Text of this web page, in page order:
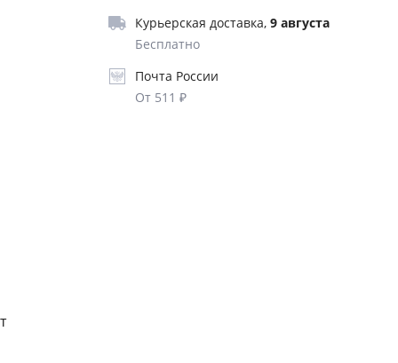
Курьерская доставка, 9 августа
Бесплатно
Почта России
От 511 ₽